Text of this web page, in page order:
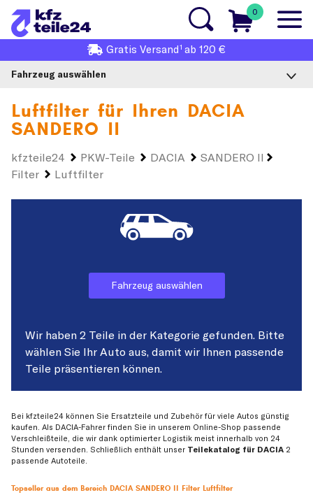
0
Gratis Versand1 ab 120 €
Fahrzeug auswählen
Luftfilter für Ihren DACIA
SANDERO II
kfzteile24 PKW-Teile DACIA
SANDERO II
Filter
Luftfilter
Fahrzeug auswählen
Wir haben 2 Teile in der Kategorie gefunden. Bitte
wählen Sie Ihr Auto aus, damit wir Ihnen passende
Teile präsentieren können.
Bei kfzteile24 können Sie Ersatzteile und Zubehör für viele Autos günstig
kaufen. Als DACIA-Fahrer finden Sie in unserem Online-Shop passende
Verschleißteile, die wir dank optimierter Logistik meist innerhalb von 24
Stunden versenden. Schließlich enthält unser Teilekatalog für DACIA 2
passende Autoteile.
Topseller aus dem Bereich DACIA SANDERO II Filter Luftfilter